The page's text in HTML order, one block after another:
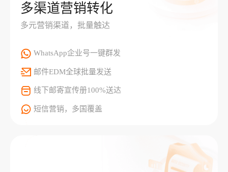
多渠道营销转化
多元营销渠道，批量触达
WhatsApp企业号一键群发
邮件EDM全球批量发送
线下邮寄宣传册100%送达
短信营销，多国覆盖